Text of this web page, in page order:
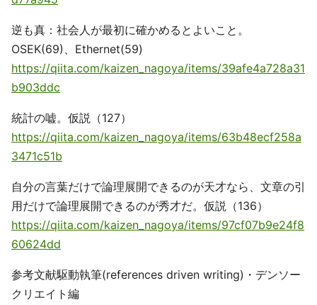
逆も真：社会人が最初に確かめるとよいこと。
OSEK(69)、Ethernet(59)
https://qiita.com/kaizen_nagoya/items/39afe4a728a31
b903ddc
統計の嘘。仮説（127）
https://qiita.com/kaizen_nagoya/items/63b48ecf258a
3471c51b
自分の言葉だけで論理展開できるのが天才なら、文章の引
用だけで論理展開できるのが秀才だ。仮説（136）
https://qiita.com/kaizen_nagoya/items/97cf07b9e24f8
60624dd
参考文献駆動執筆(references driven writing)・デンソー
クリエイト編